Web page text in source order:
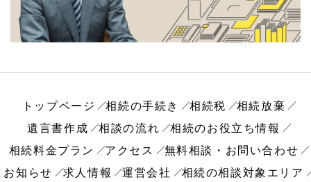
トップページ 相続の手続き 相続税
相続放棄
遺言書作成
相談の流れ
相続のお役立ち情報
相続料金プラン
アクセス
無料相談・お問い合わせ
お知らせ
求人情報 運営会社
相続の相談対象エリア